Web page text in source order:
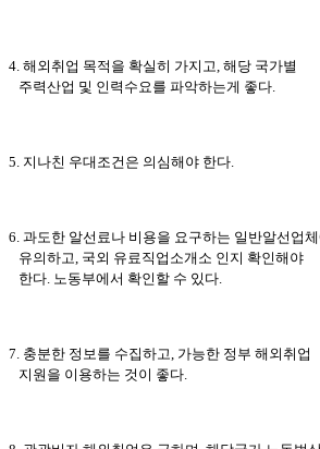
4. 해외취업 목적을 확실히 가지고, 해당 국가별
주력산업 및 인력수요를 파악하는게 좋다.
5. 지나친 우대조건은 의심해야 한다.
6. 과도한 알선료나 비용을 요구하는 일반알선업체
유의하고, 국외 유료직업소개소 인지 확인해야
한다. 노동부에서 확인할 수 있다.
7. 충분한 정보를 수집하고, 가능한 정부 해외취업
지원을 이용하는 것이 좋다.